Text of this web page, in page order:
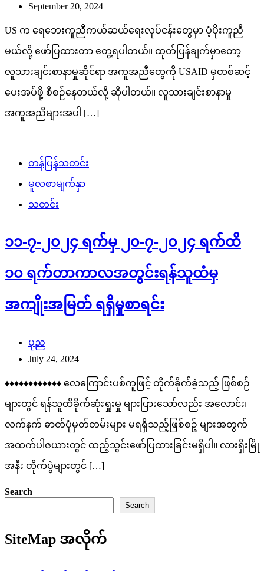
September 20, 2024
US က ရေဘေးကူညီကယ်ဆယ်ရေးလုပ်ငန်းတွေမှာ ပံ့ပိုးကူညီ
မယ်လို့ ဖော်ပြထားတာ တွေ့ရပါတယ်။ ထုတ်ပြန်ချက်မှာတော့
လူသားချင်းစာနာမှုဆိုင်ရာ အကူအညီတွေကို USAID မှတစ်ဆင့်
ပေးအပ်ဖို့ စီစဉ်နေတယ်လို့ ဆိုပါတယ်။ လူသားချင်းစာနာမှု
အကူအညီများအပါ […]
တန်ပြန်သတင်း
မူလစာမျက်နှာ
သတင်း
၁၁-၇-၂၀၂၄ ရက်မှ ၂၀-၇-၂၀၂၄ ရက်ထိ
၁၀ ရက်တာကာလအတွင်းရန်သူထံမှ
အကျိုးအမြတ် ရရှိမှုစာရင်း
ပုည
July 24, 2024
♦️♦️♦️♦️♦️♦️♦️♦️♦️♦️♦️♦️ လေကြောင်းပစ်ကူဖြင့် တိုက်ခိုက်ခဲ့သည့် ဖြစ်စဉ်
များတွင် ရန်သူထိခိုက်ဆုံးရှုးမှု များပြားသော်လည်း အလောင်း၊
လက်နက် ဓာတ်ပုံမှတ်တမ်းများ မရရှိသည့်ဖြစ်စဥ် များအတွက်
အထက်ပါဇယားတွင် ထည့်သွင်းဖော်ပြထားခြင်းမရှိပါ။ လားရှိးမြို
အနီး တိုက်ပွဲများတွင် […]
Search
Search
SiteMap အလိုက်